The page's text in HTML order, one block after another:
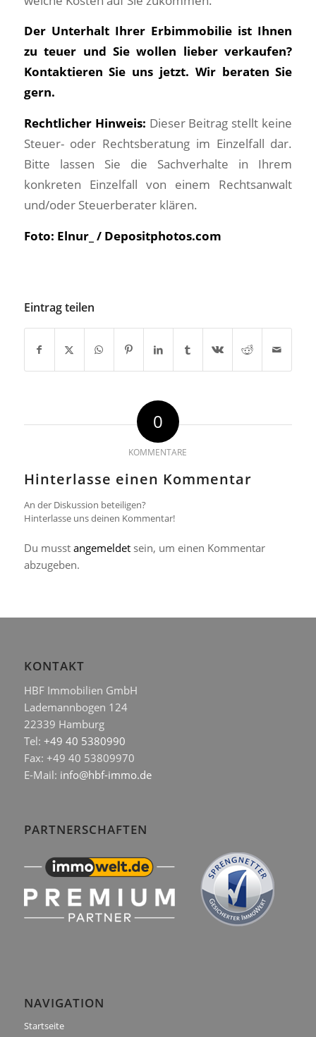
Der Unterhalt Ihrer Erbimmobilie ist Ihnen
zu teuer und Sie wollen lieber verkaufen?
Kontaktieren Sie uns jetzt. Wir beraten Sie
gern.
Rechtlicher Hinweis: Dieser Beitrag stellt keine
Steuer- oder Rechtsberatung im Einzelfall dar.
Bitte lassen Sie die Sachverhalte in Ihrem
konkreten Einzelfall von einem Rechtsanwalt
und/oder Steuerberater klären.
Foto: Elnur_ / Depositphotos.com
Eintrag teilen
0
KOMMENTARE
Hinterlasse einen Kommentar
An der Diskussion beteiligen?
Hinterlasse uns deinen Kommentar!
Du musst angemeldetsein, um einen Kommentar
abzugeben.
KONTAKT
HBF Immobilien GmbH
Lademannbogen 124
22339 Hamburg
Tel: +49 40 5380990
Fax: +49 40 53809970
E-Mail: info@hbf-immo.de
PARTNERSCHAFTEN
NAVIGATION
Startseite